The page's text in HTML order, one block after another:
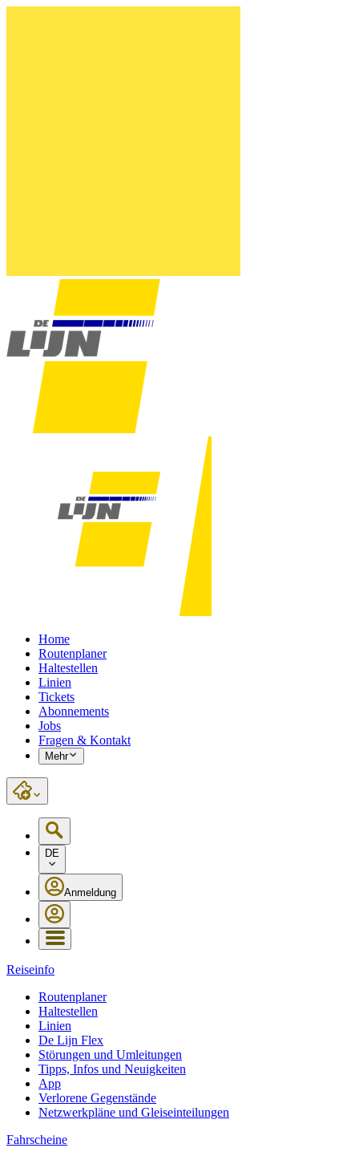
Home
Routenplaner
Haltestellen
Linien
Tickets
Abonnements
Jobs
Fragen & Kontakt
Mehr
DE
Anmeldung
Reiseinfo
Routenplaner
Haltestellen
Linien
De Lijn Flex
Störungen und Umleitungen
Tipps, Infos und Neuigkeiten
App
Verlorene Gegenstände
Netzwerkpläne und Gleiseinteilungen
Fahrscheine